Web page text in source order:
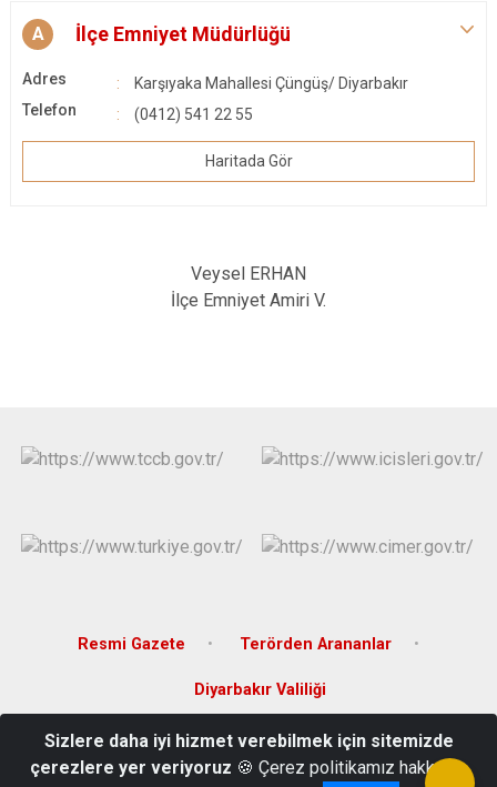
A İlçe Emniyet Müdürlüğü
Adres
Karşıyaka Mahallesi Çüngüş/ Diyarbakır
Telefon
(0412) 541 22 55
Haritada Gör
Veysel ERHAN
İlçe Emniyet Amiri V.
Resmi Gazete Terörden Arananlar
Diyarbakır Valiliği
Karşıyaka Mahallesi, hükümet konagı, 21870 Çüngüş/Diyarbakır
(412) 541 20 06
Sizlere daha iyi hizmet verebilmek için sitemizde
çerezlere yer veriyoruz 🍪 Çerez politikamız hakkında